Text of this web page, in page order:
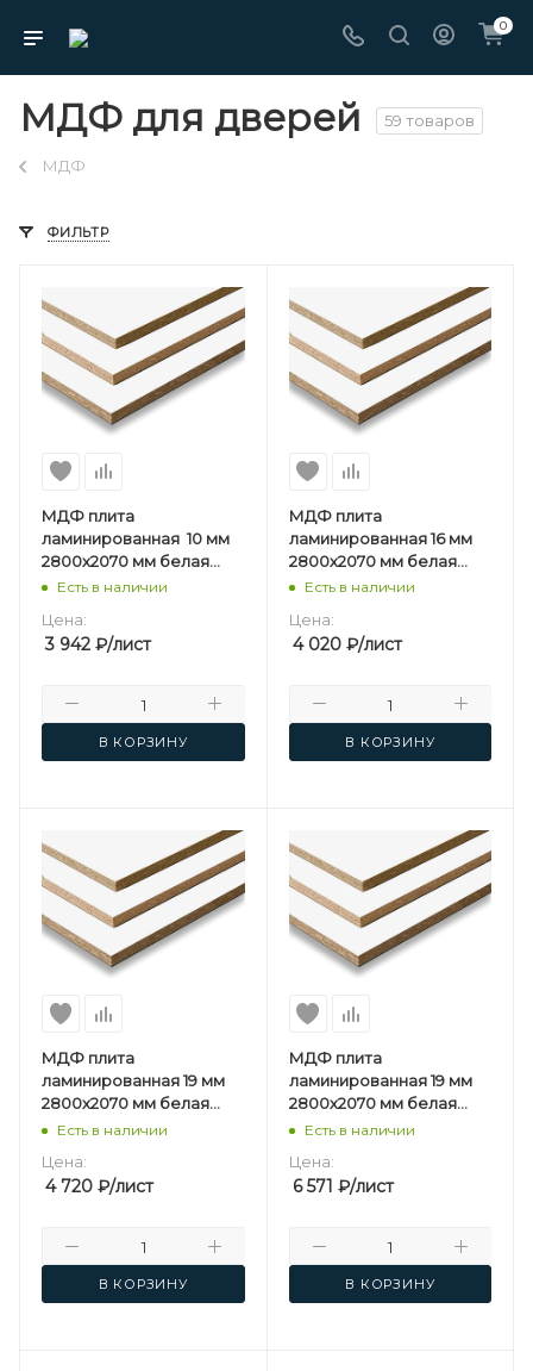
0
МДФ для дверей 59 товаров
МДФ
ФИЛЬТР
МДФ плита
ламинированная 10 мм
2800х2070 мм белая
односторонняя
Есть в наличии
Цена:
3 942 ₽/лист
В КОРЗИНУ
МДФ плита
ламинированная 16 мм
2800х2070 мм белая
односторонняя
Есть в наличии
Цена:
4 020₽/лист
В КОРЗИНУ
МДФ плита
ламинированная 19 мм
2800х2070 мм белая
односторонняя
Есть в наличии
Цена:
4 720 ₽/лист
В КОРЗИНУ
МДФ плита
ламинированная 19 мм
2800х2070 мм белая
двусторонняя
Есть в наличии
Цена:
6 571 ₽/лист
В КОРЗИНУ